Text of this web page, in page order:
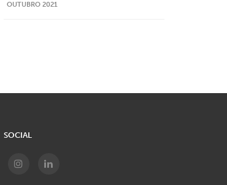
OUTUBRO 2021
SOCIAL